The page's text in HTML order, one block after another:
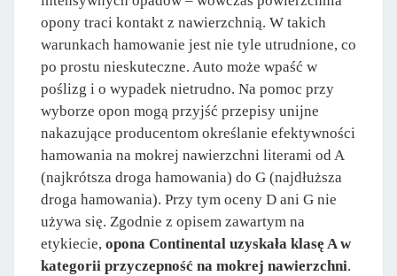
opony traci kontakt z nawierzchnią. W takich
warunkach hamowanie jest nie tyle utrudnione, co
po prostu nieskuteczne. Auto może wpaść w
poślizg i o wypadek nietrudno. Na pomoc przy
wyborze opon mogą przyjść przepisy unijne
nakazujące producentom określanie efektywności
hamowania na mokrej nawierzchni literami od A
(najkrótsza droga hamowania) do G (najdłuższa
droga hamowania). Przy tym oceny D ani G nie
używa się. Zgodnie z opisem zawartym na
etykiecie, opona Continental uzyskała klasę A w
kategorii przyczepność na mokrej nawierzchni.